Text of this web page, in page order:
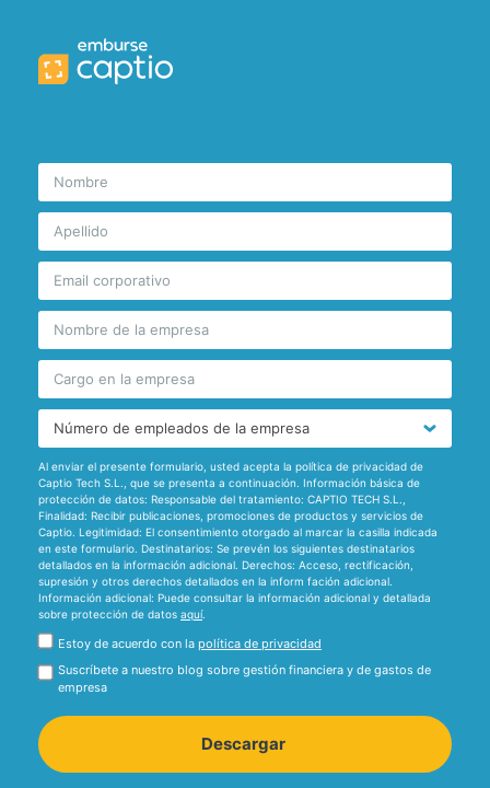
Al enviar el presente formulario, usted acepta la política de privacidad de
Captio Tech S.L., que se presenta a continuación. Información básica de
protección de datos: Responsable del tratamiento: CAPTIO TECH S.L.,
Finalidad: Recibir publicaciones, promociones de productos y servicios de
Captio. Legitimidad: El consentimiento otorgado al marcar la casilla indicada
en este formulario. Destinatarios: Se prevén los siguientes destinatarios
detallados en la información adicional. Derechos: Acceso, rectificación,
supresión y otros derechos detallados en la inform fación adicional.
Información adicional: Puede consultar la información adicional y detallada
sobre protección de datos aquí.
Estoy de acuerdo con la política de privacidad
Suscríbete a nuestro blog sobre gestión financiera y de gastos de
empresa